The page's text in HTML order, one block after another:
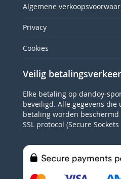
Algemene
Privacy
Cookies
Veilig betalingsverkeer
Elke betaling op dandoy-
beveiligd. Alle gegevens
betaling worden
SSL protocol (Secure Sockets